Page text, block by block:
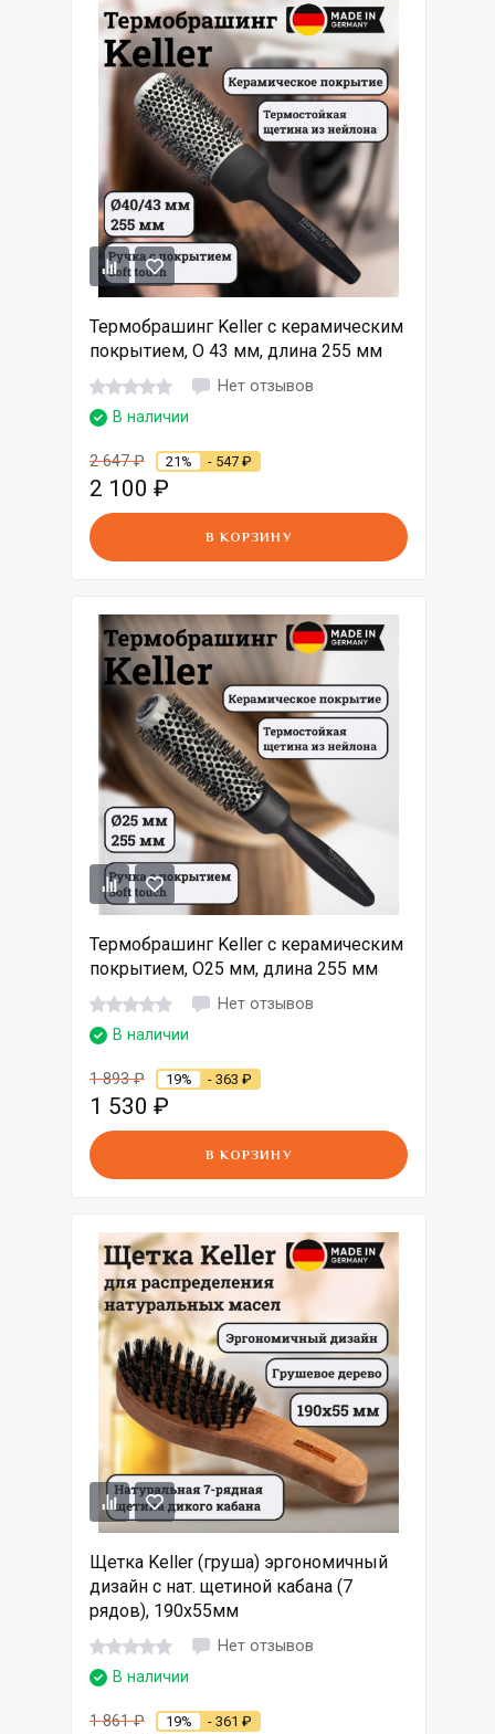
Термобрашинг Keller с керамическим
покрытием, O 43 мм, длина 255 мм
Нет отзывов
В наличии
2 647₽ 21% - 547 ₽
2 100 ₽
В КОРЗИНУ
Термобрашинг Keller с керамическим
покрытием, O25 мм, длина 255 мм
Нет отзывов
В наличии
1 893₽ 19% - 363 ₽
1 530 ₽
В КОРЗИНУ
Щетка Keller (груша) эргономичный
дизайн с нат. щетиной кабана (7
рядов), 190х55мм
Нет отзывов
В наличии
1 861₽ 19% - 361 ₽